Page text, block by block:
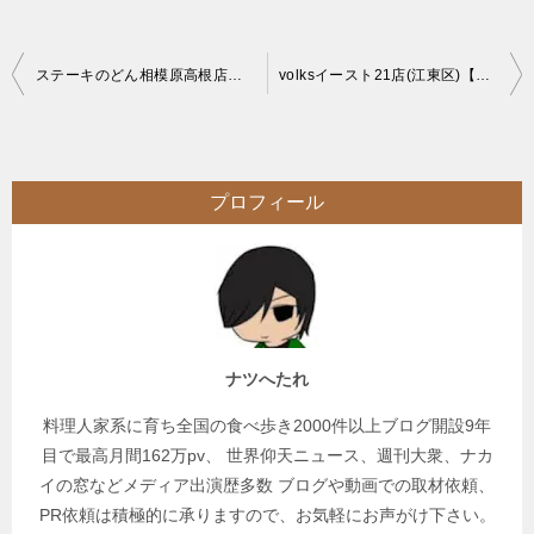
投
ビ
ゲ
ステーキのどん相模原高根店【デカ盛り】チャレンジメニューの東西名横綱ハンバーグカレー volksイースト21店(江東区)【食べ放題】月一イベントのステーキのオーダーバイキング
プロフィール
ナツへたれ
料理人家系に育ち全国の食べ歩き2000件以上ブログ開設9年
目で最高月間162万pv、 世界仰天ニュース、週刊大衆、ナカ
イの窓などメディア出演歴多数 ブログや動画での取材依頼、
PR依頼は積極的に承りますので、お気軽にお声がけ下さい。